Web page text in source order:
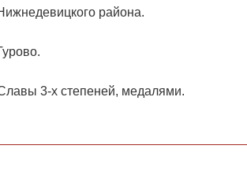
района.
3-х степеней, медалями.